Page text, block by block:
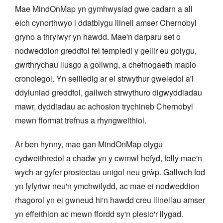
Mae MindOnMap yn gymhwysiad gwe cadarn a all
eich cynorthwyo i ddatblygu llinell amser Chernobyl
gryno a thrylwyr yn hawdd. Mae'n darparu set o
nodweddion greddfol fel templedi y gellir eu golygu,
gwrthrychau llusgo a gollwng, a chefnogaeth mapio
cronolegol. Yn seiliedig ar ei strwythur gweledol a'i
ddyluniad greddfol, gallwch strwythuro digwyddiadau
mawr, dyddiadau ac achosion trychineb Chernobyl
mewn fformat trefnus a rhyngweithiol.
Ar ben hynny, mae gan MindOnMap olygu
cydweithredol a chadw yn y cwmwl hefyd, felly mae'n
wych ar gyfer prosiectau unigol neu grŵp. Gallwch fod
yn fyfyriwr neu'n ymchwilydd, ac mae ei nodweddion
rhagorol yn ei gwneud hi'n hawdd creu llinellau amser
yn effeithlon ac mewn ffordd sy'n plesio'r llygad.